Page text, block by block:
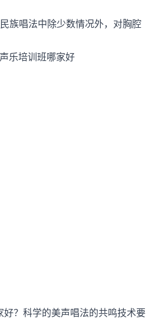
唱法中除少数情况外，对胸腔
？科学的美声唱法的共鸣技术要